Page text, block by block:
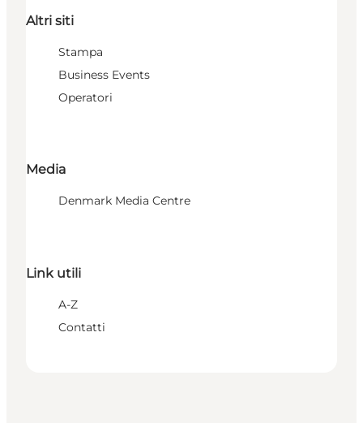
Altri siti
Stampa
Business Events
Operatori
Media
Denmark Media Centre
Link utili
A-Z
Contatti